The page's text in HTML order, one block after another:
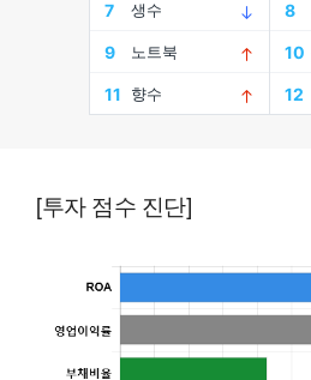
[투자 점수 진단]